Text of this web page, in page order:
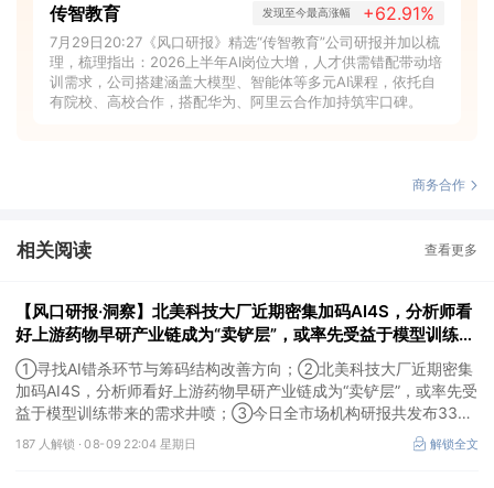
传智教育 发现至今最高涨幅 +62.91%
7月29日20:27《风口研报》精选“传智教育”公司研报并加以梳
理，梳理指出：2026上半年AI岗位大增，人才供需错配带动培
训需求，公司搭建涵盖大模型、智能体等多元AI课程，依托自
有院校、高校合作，搭配华为、阿里云合作加持筑牢口碑。
商务合作
相关阅读 查看更多
【风口研报·洞察】北美科技大厂近期密集加码AI4S，分析师看
好上游药物早研产业链成为“卖铲层”，或率先受益于模型训练带
来的需求井喷；寻找AI错杀环节与筹码结构改善方向
①寻找AI错杀环节与筹码结构改善方向；②北美科技大厂近期密集
加码AI4S，分析师看好上游药物早研产业链成为“卖铲层”，或率先受
益于模型训练带来的需求井喷；③今日全市场机构研报共发布334
篇，九安医疗评级得到上调，28家公司获得首度覆盖，其中欧圣电
气、思瑞浦获新财富分析师深度覆盖；④在个股机构关注度排行
187 人解锁 ·08-09 22:04 星期日 解锁全文